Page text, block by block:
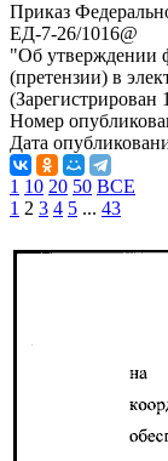
Приказ
ЕД-7-26/1016@
"Об утверждении
(претензии) в
Номер
Дата
1 10 20 50 ВСЕ
1 2 3 4 5 ... 43